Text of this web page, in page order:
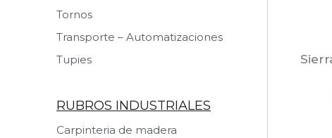
Tornos
Transporte – Automatizaciones
Tupies
RUBROS INDUSTRIALES
Carpinteria de madera